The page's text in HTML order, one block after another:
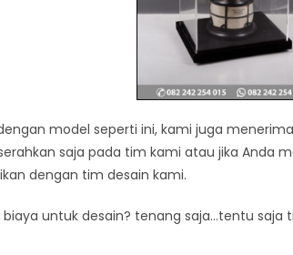
model seperti ini, kami juga
saja pada tim kami atau jika Anda
dengan tim desain kami.
untuk desain? tenang saja…tentu saja